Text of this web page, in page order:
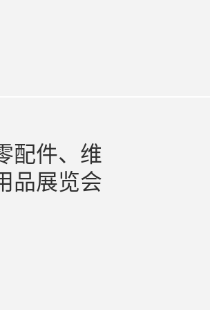
配件、维
品展览会